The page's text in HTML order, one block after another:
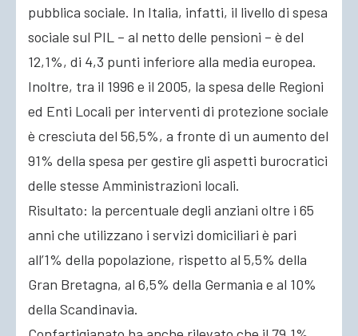
pubblica sociale. In Italia, infatti, il livello di spesa
sociale sul PIL – al netto delle pensioni – è del
12,1%, di 4,3 punti inferiore alla media europea.
Inoltre, tra il 1996 e il 2005, la spesa delle Regioni
ed Enti Locali per interventi di protezione sociale
è cresciuta del 56,5%, a fronte di un aumento del
91% della spesa per gestire gli aspetti burocratici
delle stesse Amministrazioni locali.
Risultato: la percentuale degli anziani oltre i 65
anni che utilizzano i servizi domiciliari è pari
all’1% della popolazione, rispetto al 5,5% della
Gran Bretagna, al 6,5% della Germania e al 10%
della Scandinavia.